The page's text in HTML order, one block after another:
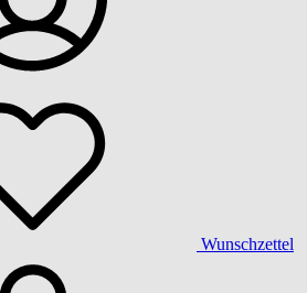
Wunschzettel